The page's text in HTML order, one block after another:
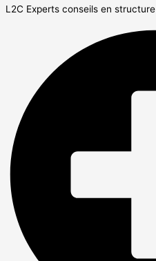
L2C Experts conseils en structure